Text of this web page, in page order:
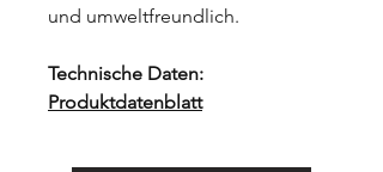
und umweltfreundlich.
Technische Daten:
Produktdatenblatt